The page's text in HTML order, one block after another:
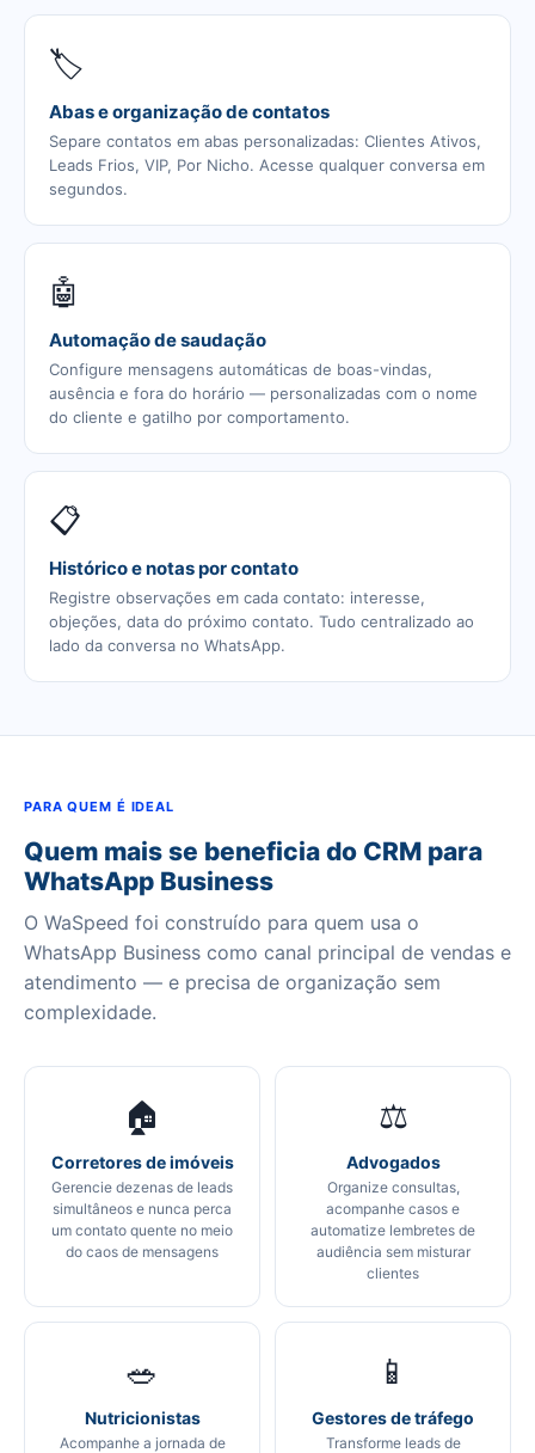
🏷️
Abas e organização de contatos
Separe contatos em abas personalizadas: Clientes Ativos,
Leads Frios, VIP, Por Nicho. Acesse qualquer conversa em
segundos.
🤖
Automação de saudação
Configure mensagens automáticas de boas-vindas,
ausência e fora do horário — personalizadas com o nome
do cliente e gatilho por comportamento.
📋
Histórico e notas por contato
Registre observações em cada contato: interesse,
objeções, data do próximo contato. Tudo centralizado ao
lado da conversa no WhatsApp.
PARA QUEM É IDEAL
Quem mais se beneficia do CRM para
WhatsApp Business
O WaSpeed foi construído para quem usa o
WhatsApp Business como canal principal de vendas e
atendimento — e precisa de organização sem
complexidade.
🏠
Corretores de imóveis
Gerencie dezenas de leads
simultâneos e nunca perca
um contato quente no meio
do caos de mensagens
⚖️
Advogados
Organize consultas,
acompanhe casos e
automatize lembretes de
audiência sem misturar
clientes
🥗
Nutricionistas
Acompanhe a jornada de
📱
Gestores de tráfego
Transforme leads de